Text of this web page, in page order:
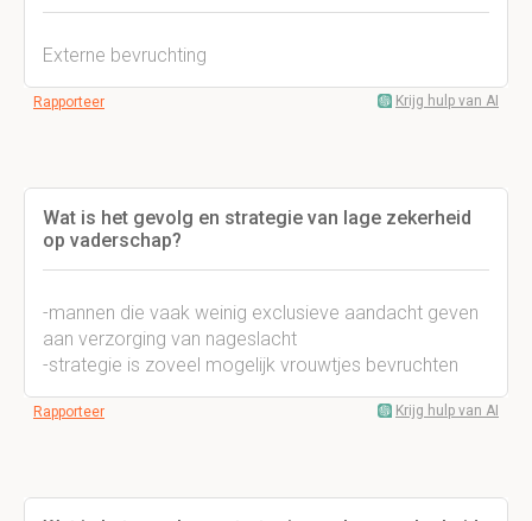
Externe bevruchting
Rapporteer Krijg hulp van AI
Wat is het gevolg en strategie van lage zekerheid
op vaderschap?
-mannen die vaak weinig exclusieve aandacht geven
aan verzorging van nageslacht
-strategie is zoveel mogelijk vrouwtjes bevruchten
Rapporteer Krijg hulp van AI